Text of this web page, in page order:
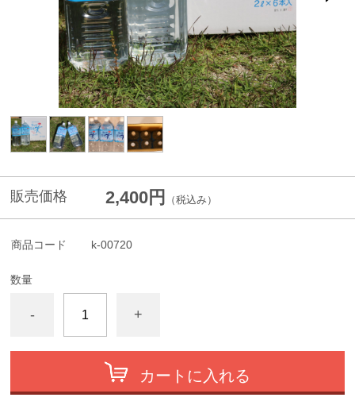
販売価格 2,400円 （税込み）
商品コード k-00720
数量
- +
カートに入れる